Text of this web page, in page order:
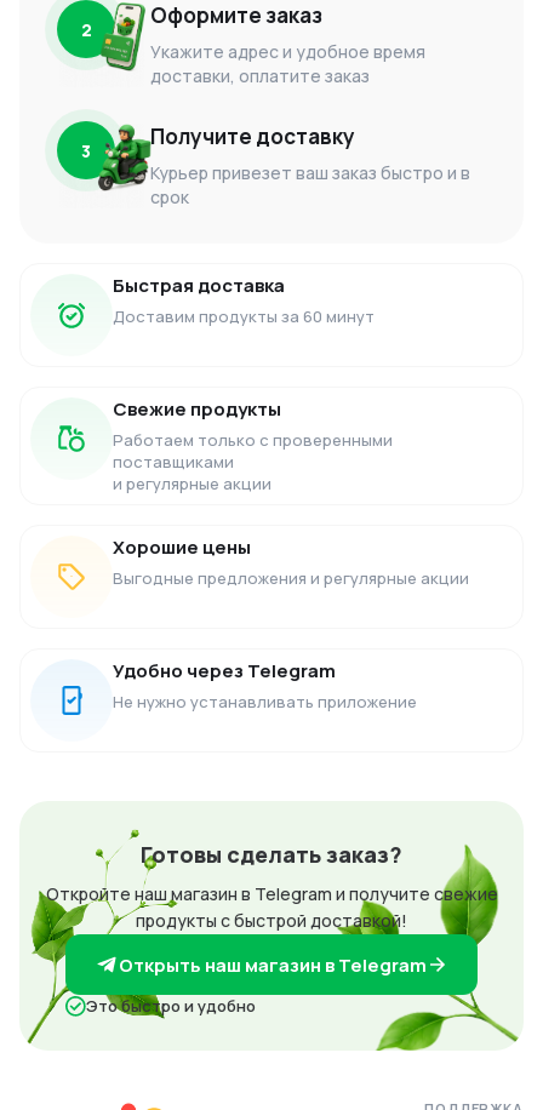
2 Оформите заказ
Укажите адрес и удобное время
доставки, оплатите заказ
3 Получите доставку
Курьер привезет ваш заказ быстро и в
срок
Быстрая доставка
Доставим продукты за 60 минут
Свежие продукты
Работаем только с проверенными
поставщиками
и регулярные акции
Хорошие цены
Выгодные предложения и регулярные акции
Удобно через Telegram
Не нужно устанавливать приложение
Готовы сделать заказ?
Откройте наш магазин в Telegram и получите свежие
продукты с быстрой доставкой!
Открыть наш магазин в Telegram
Это быстро и удобно